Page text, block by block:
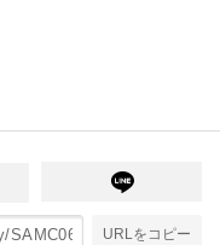
URLをコピー